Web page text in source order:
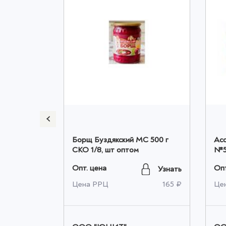
Борщ Буздякский МС 500 г
СКО 1/8, шт оптом
Опт. цена
Узнать
Цена РРЦ
165 ₽
№5